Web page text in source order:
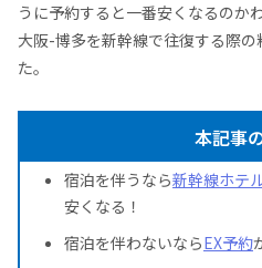
うに予約すると一番安くなるのか
大阪-博多を新幹線で往復する際
た。
本記事
宿泊を伴うなら新幹線ホテ
安くなる！
宿泊を伴わないならEX予約